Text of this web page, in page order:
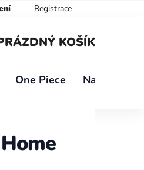
Registrace
KOŠÍK
One Piece Naruto